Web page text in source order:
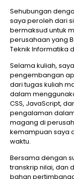
Sehubungan
saya peroleh dari
bermaksud untuk
perusahaan yang
Teknik Informatika
Selama kuliah,
pengembangan
dari tugas kuliah
dalam
CSS, JavaScript,
pengalaman
magang di
kemampuan saya
waktu.
Bersama dengan
transkrip nilai, dan
bahan